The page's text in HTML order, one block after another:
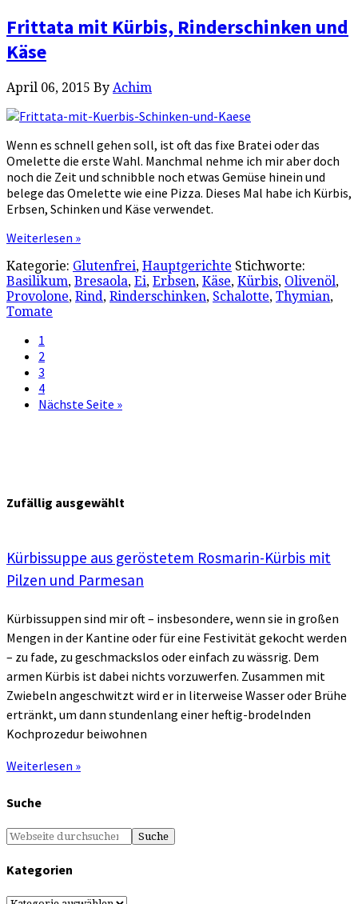
Frittata mit Kürbis, Rinderschinken und
Käse
April 06, 2015 By Achim
Wenn es schnell gehen soll, ist oft das fixe Bratei oder das
Omelette die erste Wahl. Manchmal nehme ich mir aber doch
noch die Zeit und schnibble noch etwas Gemüse hinein und
belege das Omelette wie eine Pizza. Dieses Mal habe ich Kürbis,
Erbsen, Schinken und Käse verwendet.
Weiterlesen »
Kategorie: Glutenfrei, Hauptgerichte Stichworte:
Basilikum, Bresaola, Ei, Erbsen, Käse, Kürbis, Olivenöl,
Provolone, Rind, Rinderschinken, Schalotte, Thymian,
Tomate
1
2
3
4
Nächste Seite »
Zufällig ausgewählt
Kürbissuppe aus geröstetem Rosmarin-Kürbis mit
Pilzen und Parmesan
Kürbissuppen sind mir oft – insbesondere, wenn sie in großen
Mengen in der Kantine oder für eine Festivität gekocht werden
– zu fade, zu geschmackslos oder einfach zu wässrig. Dem
armen Kürbis ist dabei nichts vorzuwerfen. Zusammen mit
Zwiebeln angeschwitzt wird er in literweise Wasser oder Brühe
ertränkt, um dann stundenlang einer heftig-brodelnden
Kochprozedur beiwohnen
Weiterlesen »
Suche
Kategorien